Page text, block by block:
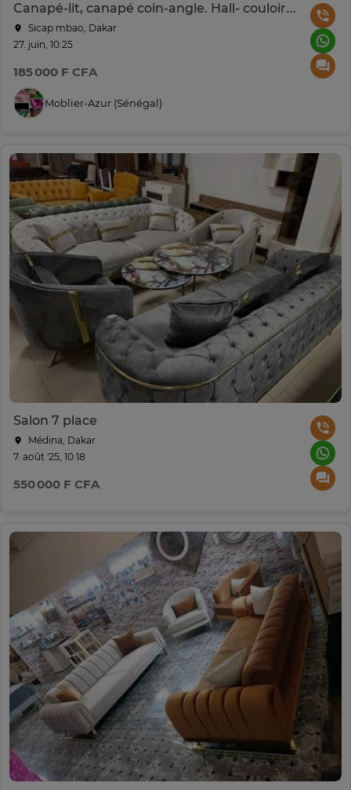
Canapé-lit, canapé coin-angle. Hall- couloir studio
Sicap mbao, Dakar
27. juin, 10:25
185 000 F CFA
Moblier-Azur (Sénégal)
Salon 7 place
Médina, Dakar
7. août '25, 10:18
550 000 F CFA